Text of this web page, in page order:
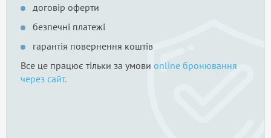
договір оферти
безпечні платежі
гарантія повернення коштів
Все це працює тільки за умови online бронювання
через сайт.